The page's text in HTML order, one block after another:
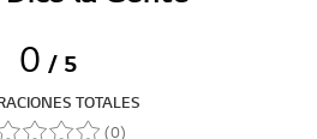
0 / 5
TOTALES
(0)